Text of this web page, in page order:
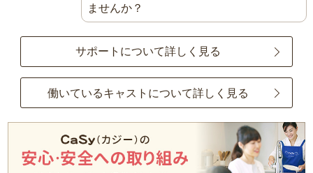
ませんか？
サポートについて詳しく見る
働いているキャストについて詳しく見る